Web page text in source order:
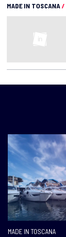
MADE IN TOSCANA/
MADE IN TOSCANA